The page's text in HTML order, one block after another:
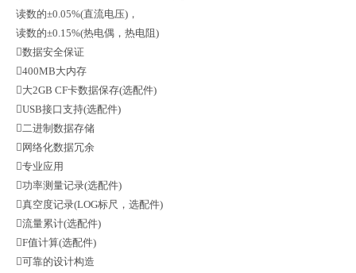
读数的±0.05%(直流电压)，
读数的±0.15%(热电偶，热电阻)
数据安全保证
400MB大内存
大2GB CF卡数据保存(选配件)
USB接口支持(选配件)
二进制数据存储
网络化数据冗余
专业应用
功率测量记录(选配件)
真空度记录(LOG标尺，选配件)
流量累计(选配件)
F值计算(选配件)
可靠的设计构造